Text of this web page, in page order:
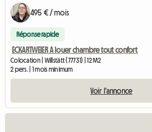
495 € / mois
Réponse rapide
ECKARTWEIER A louer chambre tout confort
Colocation | Willstätt (77731) | 12 M2
2 pers. | 1 mois minimum
Voir l'annonce